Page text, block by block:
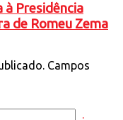
de Romeu Zema
à Presidência
Campos